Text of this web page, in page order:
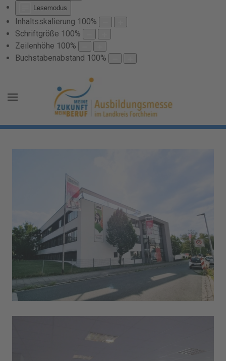
Lesemodus
Inhaltsskalierung 100%
Schriftgröße 100%
Zeilenhöhe 100%
Buchstabenabstand 100%